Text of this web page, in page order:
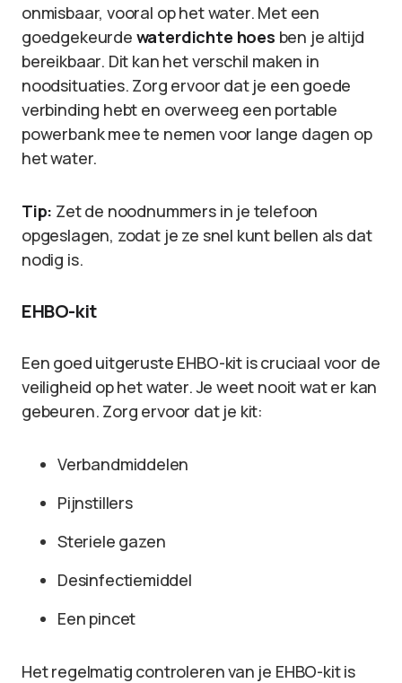
onmisbaar, vooral op het water. Met een
goedgekeurde waterdichte hoes ben je altijd
bereikbaar. Dit kan het verschil maken in
noodsituaties. Zorg ervoor dat je een goede
verbinding hebt en overweeg een portable
powerbank mee te nemen voor lange dagen op
het water.
Tip: Zet de noodnummers in je telefoon
opgeslagen, zodat je ze snel kunt bellen als dat
nodig is.
EHBO-kit
Een goed uitgeruste EHBO-kit is cruciaal voor de
veiligheid op het water. Je weet nooit wat er kan
gebeuren. Zorg ervoor dat je kit:
Verbandmiddelen
Pijnstillers
Steriele gazen
Desinfectiemiddel
Een pincet
Het regelmatig controleren van je EHBO-kit is